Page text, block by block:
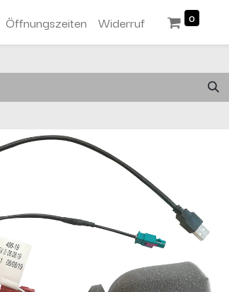
Öffnungszeiten Widerruf 0